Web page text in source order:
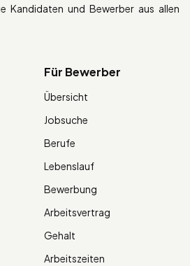
Kandidaten und Bewerber aus allen
Für Bewerber
Übersicht
Jobsuche
Berufe
Lebenslauf
Bewerbung
Arbeitsvertrag
Gehalt
Arbeitszeiten